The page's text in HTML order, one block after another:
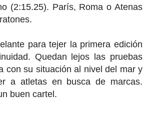
(2:15.25). París, Roma o Atenas
para tejer la primera edición
Quedan lejos las pruebas
con su situación al nivel del mar y
a atletas en busca de marcas.
buen cartel.